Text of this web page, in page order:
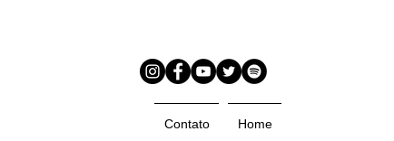
Contato Home